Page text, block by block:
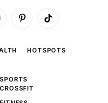
PinterestTikTok
HOTSPOTS
SPORTS
CROSSFIT